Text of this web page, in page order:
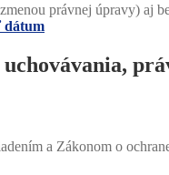
právnej úpravy) aj
dátum
a Zákonom o